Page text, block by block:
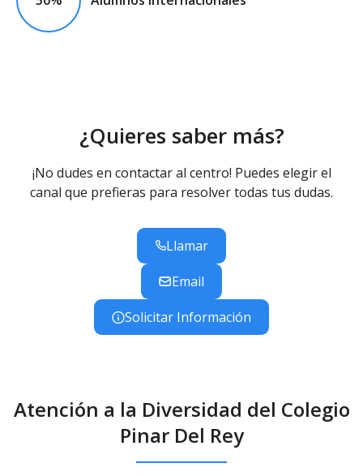
¿Quieres saber más?
¡No dudes en contactar al centro! Puedes elegir el
canal que prefieras para resolver todas tus dudas.
Llamar
Email
Solicitar Información
Atención a la Diversidad del Colegio
Pinar Del Rey